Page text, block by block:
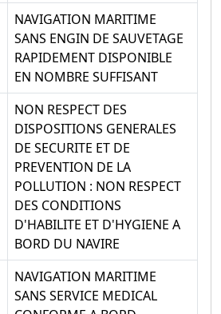
NAVIGATION MARITIME
SANS ENGIN DE SAUVETAGE
RAPIDEMENT DISPONIBLE
EN NOMBRE SUFFISANT
NON RESPECT DES
DISPOSITIONS GENERALES
DE SECURITE ET DE
PREVENTION DE LA
POLLUTION : NON RESPECT
DES CONDITIONS
D'HABILITE ET D'HYGIENE A
BORD DU NAVIRE
NAVIGATION MARITIME
SANS SERVICE MEDICAL